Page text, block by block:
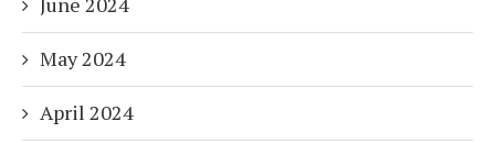
May 2024
April 2024